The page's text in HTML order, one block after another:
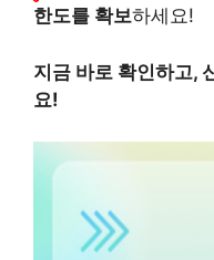
한도를 확보하세요!
지금 바로 확인하고,
요!